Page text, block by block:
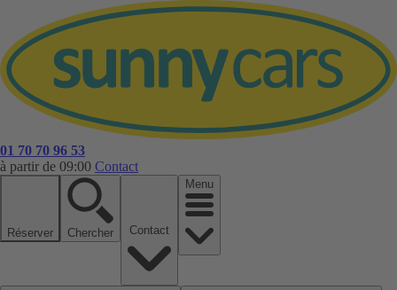
01 70 70 96 53
à partir de 09:00 Contact
Réserver Chercher
Menu